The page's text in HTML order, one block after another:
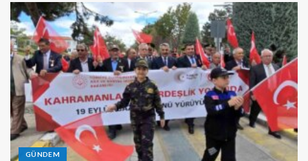
GÜNDEM